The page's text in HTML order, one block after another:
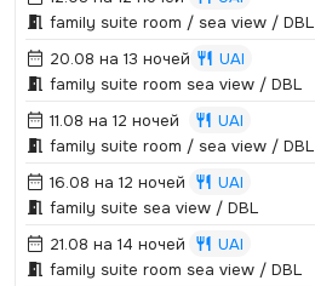
family suite room / sea view / DBL
20.08 на 13 ночей
UAI
family suite room sea view / DBL
11.08 на 12 ночей
UAI
family suite room / sea view / DBL
16.08 на 12 ночей
UAI
family suite sea view / DBL
21.08 на 14 ночей
UAI
family suite room sea view / DBL